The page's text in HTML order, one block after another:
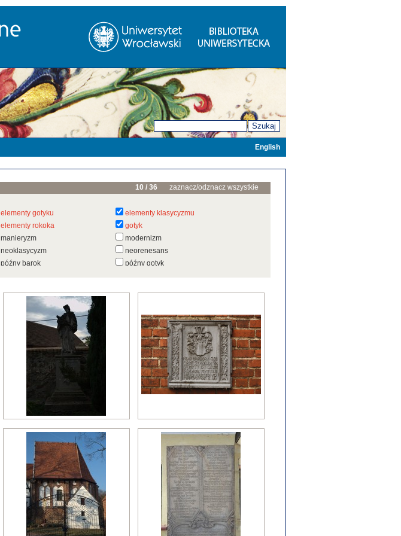
Szukaj
English
10 / 36 zaznacz/odznacz wszystkie
elementy gotyku
elementy klasycyzmu
elementy rokoka
gotyk
manieryzm
modernizm
neoklasycyzm
neorenesans
późny barok
późny gotyk
wczesny klasycyzm wczesny renesans